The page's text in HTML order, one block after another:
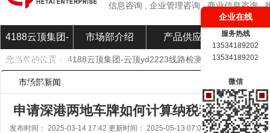
信息咨询 , 企业管理咨询 , 商业信息咨询 ,
4188云顶集团-
云顶yd2223线路
检测
市场部介绍 产品供应 市场部
您当前的位置： 4188云顶集团-云顶yd2223线路检测 市场部新闻»
市场部新闻
申请深港两地车牌如何计算纳税积分？-
发布时间： 2025-03-14 17:42 更新时间： 2025-05-13 07:04
企业在线
服务热线
13534189202
13534189202
微信